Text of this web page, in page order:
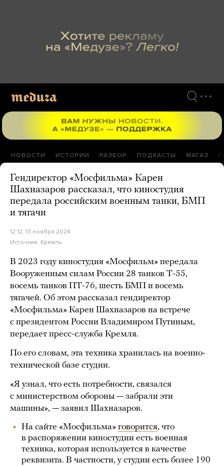
НОВОСТИ ИСТОРИИ РАЗБОР ПОДКАСТЫ МАГАЗ
Гендиректор «Мосфильма» Карен
Шахназаров рассказал, что киностудия
передала российским военным танки, БМП
и тягачи
12:12, 13 ноября 2024
Источник: Кремль
В 2023 году киностудия «Мосфильм» передала
Вооруженным силам России 28 танков Т-55,
восемь танков ПТ-76, шесть БМП и восемь
тягачей. Об этом рассказал гендиректор
«Мосфильма» Карен Шахназаров на встрече
с президентом России Владимиром Путиным,
передает пресс-служба Кремля.
По его словам, эта техника хранилась на военно-
технической базе студии.
«Я узнал, что есть потребности, связался
с министерством обороны — забрали эти
машины», — заявил Шахназаров.
На сайте «Мосфильма» говорится, что
в распоряжении киностудии есть военная
техника, которая используется в качестве
реквизита. В частности, у студии есть более 190